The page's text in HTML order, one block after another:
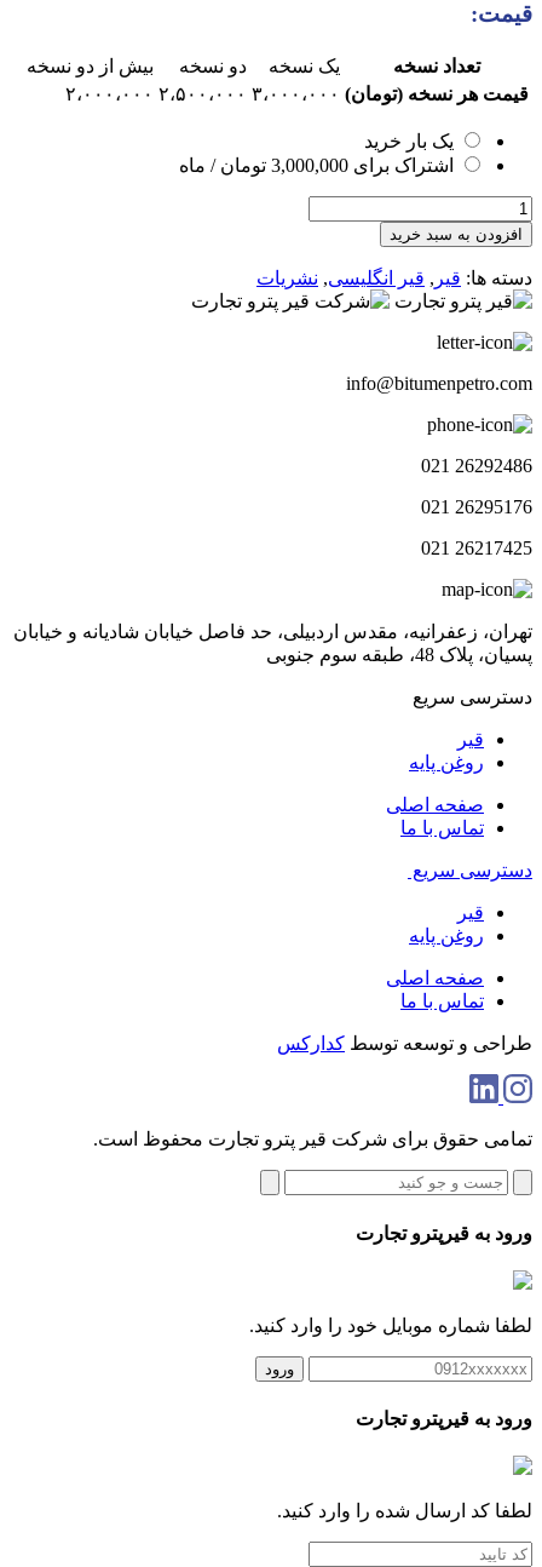
قیمت:
تعداد نسخه یک نسخه دو نسخه
بیش از دو نسخه
قیمت هر نسخه (تومان) ۳،۰۰۰،۰۰۰ ۲،۵۰۰،۰۰۰ ۲،۰۰۰،۰۰۰
یک بار خرید
اشتراک برای 3,000,000 تومان / ماه
هفته
نامه
چشم
انداز
قیر
عدد
افزودن به سبد خرید
دسته ها: قیر , قیر انگلیسی, نشریات
info@bitumenpetro.com
26292486 021
26295176 021
26217425 021
تهران، زعفرانیه، مقدس اردبیلی، حد فاصل خیابان شادیانه و خیابان
پسیان، پلاک 48، طبقه سوم جنوبی
دسترسی سریع
قیر
روغن پایه
صفحه اصلی
تماس با ما
دسترسی سریع
قیر
روغن پایه
صفحه اصلی
تماس با ما
طراحی و توسعه توسط کدارکس
تمامی حقوق برای شرکت قیر پترو تجارت محفوظ است.
ورود به قیرپترو تجارت
لطفا شماره موبایل خود را وارد کنید.
ورود
ورود به قیرپترو تجارت
لطفا کد ارسال شده را وارد کنید.